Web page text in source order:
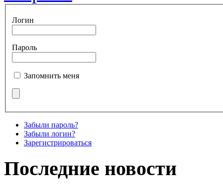
Логин
Пароль
Запомнить меня
Забыли пароль?
Забыли логин?
Зарегистрироваться
Последние новости